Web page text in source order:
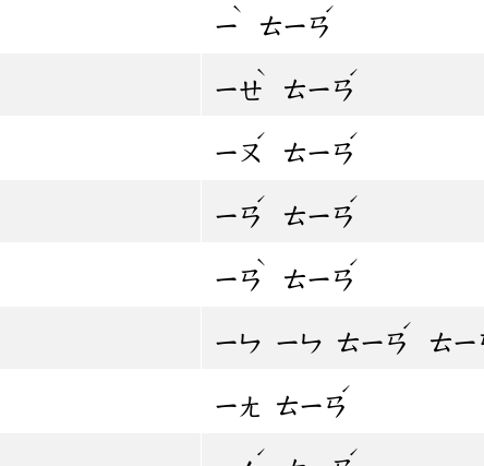
ㄧ
ˋ
ㄊㄧㄢ
ˊ
ㄧㄝ
ˋ
ㄊㄧㄢ
ˊ
ㄧㄡ
ˊ
ㄊㄧㄢ
ˊ
ㄧㄢ
ˊ
ㄊㄧㄢ
ˊ
ㄧㄢ
ˋ
ㄊㄧㄢ
ˊ
ㄧㄣ ㄧㄣ ㄊㄧㄢ
ˊ
ㄊㄧ
ㄧㄤ ㄊㄧㄢ
ˊ
ˊ ˊ